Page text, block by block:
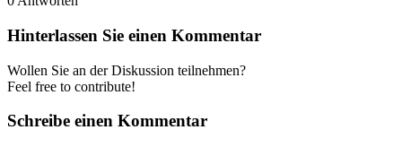
Hinterlassen Sie einen Kommentar
Wollen Sie an der Diskussion teilnehmen?
Feel free to contribute!
Schreibe einen Kommentar